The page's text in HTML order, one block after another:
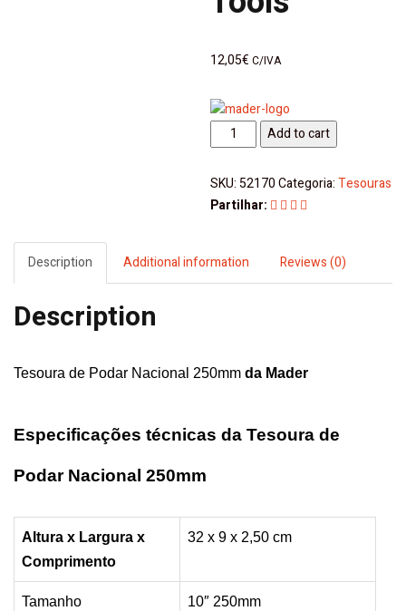
12,05€ C/IVA
Tesoura
de
Podar
Nacional
Mader
|
Add to cart
SKU:52170 Categoria: Tesouras
Partilhar:
Description Additional information Reviews (0)
Description
Tesoura de Podar Nacional 250mm da Mader
Especificações técnicas da Tesoura de
Podar Nacional 250mm
Altura x Largura x
Comprimento
32 x 9 x 2,50 cm
Tamanho 10″ 250mm